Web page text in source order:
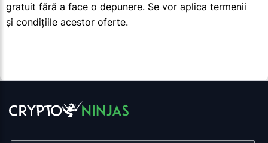
gratuit fără a face o depunere. Se vor aplica termenii
și condițiile acestor oferte.